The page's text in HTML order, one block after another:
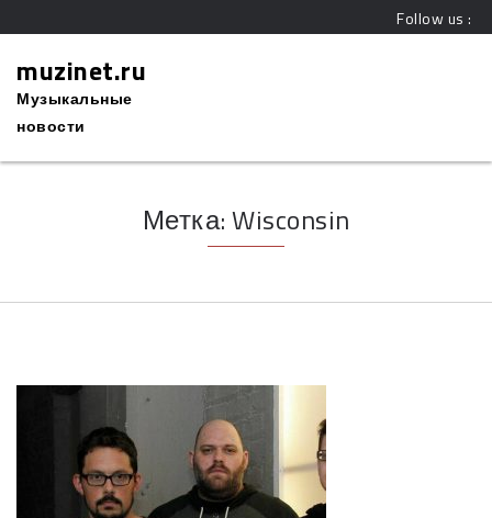
Follow us :
muzinet.ru
Музыкальные
новости
Метка:Wisconsin